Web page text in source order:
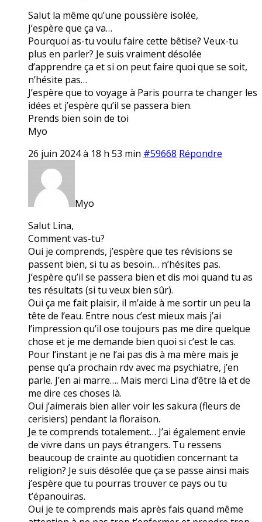
Salut la même qu’une poussière isolée,
J’espère que ça va…
Pourquoi as-tu voulu faire cette bêtise? Veux-tu
plus en parler? Je suis vraiment désolée
d’apprendre ça et si on peut faire quoi que se soit,
n’hésite pas…
J’espère que to voyage à Paris pourra te changer les
idées et j’espère qu’il se passera bien.
Prends bien soin de toi
Myo
26 juin 2024 à 18 h 53 min #59668 Répondre
Myo
Salut Lina,
Comment vas-tu?
Oui je comprends, j’espère que tes révisions se
passent bien, si tu as besoin… n’hésites pas.
J’espère qu’il se passera bien et dis moi quand tu as
tes résultats (si tu veux bien sûr).
Oui ça me fait plaisir, il m’aide à me sortir un peu la
tête de l’eau. Entre nous c’est mieux mais j’ai
l’impression qu’il ose toujours pas me dire quelque
chose et je me demande bien quoi si c’est le cas.
Pour l’instant je ne l’ai pas dis à ma mère mais je
pense qu’a prochain rdv avec ma psychiatre, j’en
parle. J’en ai marre…. Mais merci Lina d’être là et de
me dire ces choses là.
Oui j’aimerais bien aller voir les sakura (fleurs de
cerisiers) pendant la floraison.
Je te comprends totalement… J’ai également envie
de vivre dans un pays étrangers. Tu ressens
beaucoup de crainte au quotidien concernant ta
religion? Je suis désolée que ça se passe ainsi mais
j’espère que tu pourras trouver ce pays ou tu
t’épanouiras.
Oui je te comprends mais après fais quand même